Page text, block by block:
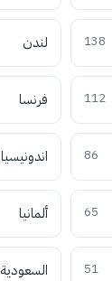
138 لندن
112 فرنسا
86 اندونيسيا
65 ألمانيا
51 السعودية